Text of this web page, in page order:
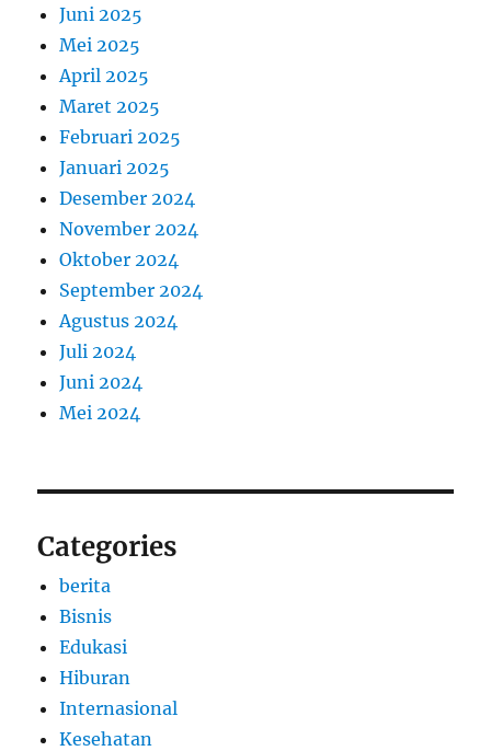
Juni 2025
Mei 2025
April 2025
Maret 2025
Februari 2025
Januari 2025
Desember 2024
November 2024
Oktober 2024
September 2024
Agustus 2024
Juli 2024
Juni 2024
Mei 2024
Categories
berita
Bisnis
Edukasi
Hiburan
Internasional
Kesehatan